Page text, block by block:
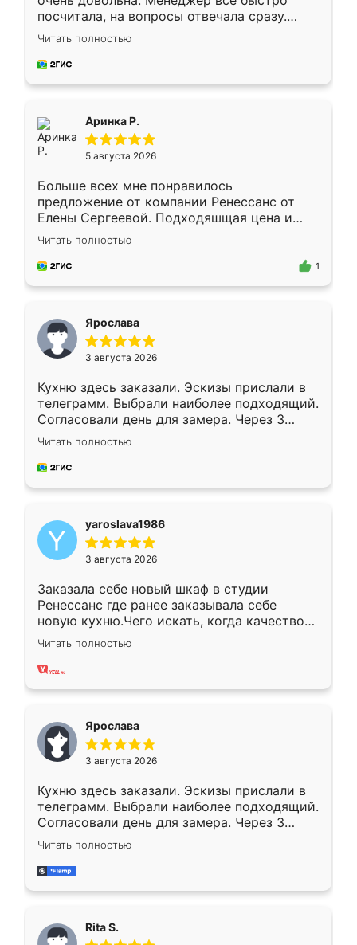
посчитала, на вопросы отвечала сразу.
Замерщик приехал в субботу, подошёл к
делу со всей ответственностью. Собрали
за день, ребята работали аккуратно, даже
Читать полностью
Аринка Р.
5 августа 2026
Больше всех мне понравилось
предложение от компании Ренессанс от
Елены Сергеевой. Подходяшщая цена и
короткие сроки изготовления. Приехавший
для замера сотрудник Владислав
предложил по моему эскизу самый
Читать полностью
1
Ярослава
3 августа 2026
Кухню здесь заказали. Эскизы прислали в
телеграмм. Выбрали наиболее подходящий.
Согласовали день для замера. Через 3
недели кухня была уже готова. Остались
довольны работой. Спасибо Ренессанс
мебель за качественную работу!
Читать полностью
yaroslava1986
3 августа 2026
Заказала себе новый шкаф в студии
Ренессанс где ранее заказывала себе
новую кухню.Чего искать, когда качеством
вполне довольна. Служит кухня уже почти
два года, нареканий нет.
Читать полностью
Ярослава
3 августа 2026
Кухню здесь заказали. Эскизы прислали в
телеграмм. Выбрали наиболее подходящий.
Согласовали день для замера. Через 3
недели кухня была уже готова. Остались
довольны работой. Спасибо Ренессанс
мебель за качественную работу!
Читать полностью
Rita S.